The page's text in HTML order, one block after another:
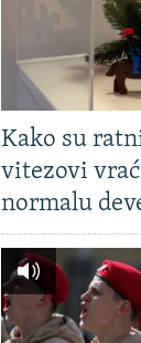
Kako su
vitezovi
normalu